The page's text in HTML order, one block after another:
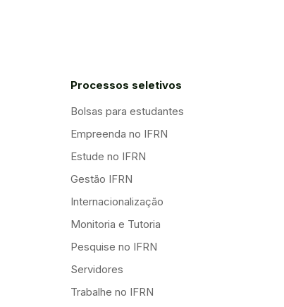
Processos seletivos
Bolsas para estudantes
Empreenda no IFRN
Estude no IFRN
Gestão IFRN
Internacionalização
Monitoria e Tutoria
Pesquise no IFRN
Servidores
Trabalhe no IFRN